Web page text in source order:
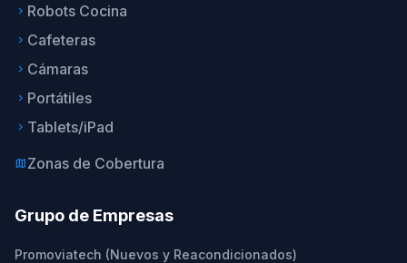
keyboard_arrow_right Robots Cocina
keyboard_arrow_right Cafeteras
keyboard_arrow_right Cámaras
keyboard_arrow_right Portátiles
keyboard_arrow_right Tablets/iPad
mapZonas de Cobertura
Grupo de Empresas
Promoviatech (Nuevos y Reacondicionados)